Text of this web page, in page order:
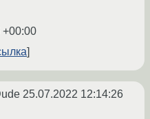
+00:00
25.07.2022 12:14:26